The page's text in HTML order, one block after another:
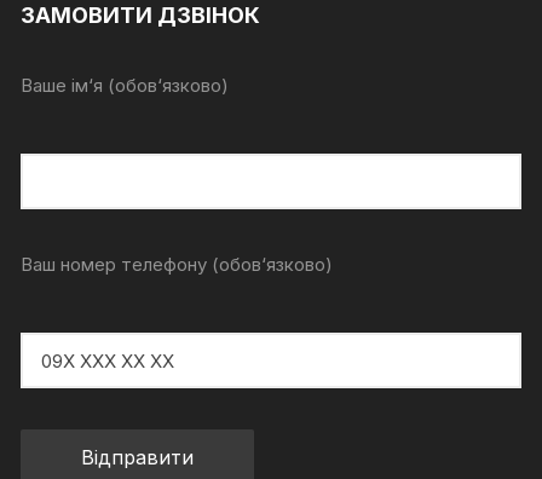
ЗАМОВИТИ ДЗВІНОК
Ваше ім‘я (обов‘язково)
Ваш номер телефону (обов‘язково)